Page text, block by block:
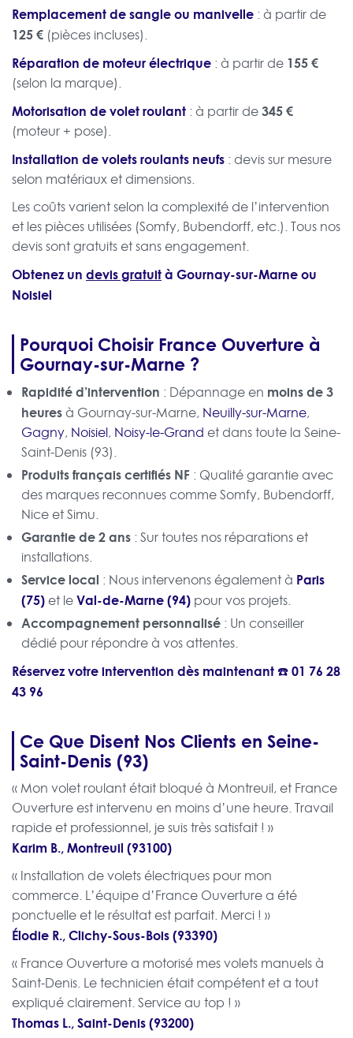
Remplacement de sangle ou manivelle : à partir de
125 € (pièces incluses).
Réparation de moteur électrique : à partir de 155 €
(selon la marque).
Motorisation de volet roulant : à partir de345 €
(moteur + pose).
Installation de volets roulants neufs : devis sur mesure
selon matériaux et dimensions.
Les coûts varient selon la complexité de l’intervention
et les pièces utilisées (Somfy, Bubendorff, etc.). Tous nos
devis sont gratuits et sans engagement.
Obtenez un devis gratuità Gournay-sur-Marne ou
Noisiel
Pourquoi Choisir France Ouverture à
Gournay-sur-Marne ?
Rapidité d’intervention : Dépannage en moins de 3
heuresà Gournay-sur-Marne, Neuilly-sur-Marne,
Gagny, Noisiel, Noisy-le-Grand et dans toute la Seine-
Saint-Denis (93).
Produits français certifiés NF : Qualité garantie avec
des marques reconnues comme Somfy, Bubendorff,
Nice et Simu.
Garantie de 2 ans : Sur toutes nos réparations et
installations.
Service local : Nous intervenons également à Paris
(75) et leVal-de-Marne (94) pour vos projets.
Accompagnement personnalisé : Un conseiller
dédié pour répondre à vos attentes.
Réservez votre intervention dès maintenant ☎️01 76 28
43 96
Ce Que Disent Nos Clients en Seine-
Saint-Denis (93)
« Mon volet roulant était bloqué à Montreuil, et France
Ouverture est intervenu en moins d’une heure. Travail
rapide et professionnel, je suis très satisfait ! »
Karim B., Montreuil (93100)
« Installation de volets électriques pour mon
commerce. L’équipe d’France Ouverture a été
ponctuelle et le résultat est parfait. Merci ! »
Élodie R., Clichy-Sous-Bois (93390)
« France Ouverture a motorisé mes volets manuels à
Saint-Denis. Le technicien était compétent et a tout
expliqué clairement. Service au top ! »
Thomas L., Saint-Denis (93200)